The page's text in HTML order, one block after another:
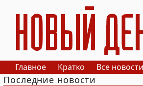
РИА Новый День
Главное Кратко Все новости
Последние новости